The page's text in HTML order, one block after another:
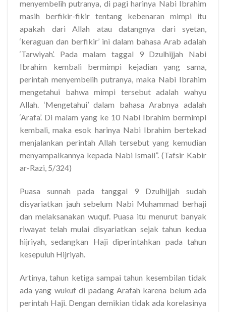
menyembelih putranya, di pagi harinya Nabi Ibrahim
masih berfikir-fikir tentang kebenaran mimpi itu
apakah dari Allah atau datangnya dari syetan,
‘keraguan dan berfikir’ ini dalam bahasa Arab adalah
‘Tarwiyah’. Pada malam taggal 9 Dzulhijjah Nabi
Ibrahim kembali bermimpi kejadian yang sama,
perintah menyembelih putranya, maka Nabi Ibrahim
mengetahui bahwa mimpi tersebut adalah wahyu
Allah. ‘Mengetahui’ dalam bahasa Arabnya adalah
‘Arafa’. Di malam yang ke 10 Nabi Ibrahim bermimpi
kembali, maka esok harinya Nabi Ibrahim bertekad
menjalankan perintah Allah tersebut yang kemudian
menyampaikannya kepada Nabi Ismail”. (Tafsir Kabir
ar-Razi, 5/324)
Puasa sunnah pada tanggal 9 Dzulhijjah sudah
disyariatkan jauh sebelum Nabi Muhammad berhaji
dan melaksanakan wuquf. Puasa itu menurut banyak
riwayat telah mulai disyariatkan sejak tahun kedua
hijriyah, sedangkan Haji diperintahkan pada tahun
kesepuluh Hijriyah.
Artinya, tahun ketiga sampai tahun kesembilan tidak
ada yang wukuf di padang Arafah karena belum ada
perintah Haji. Dengan demikian tidak ada korelasinya